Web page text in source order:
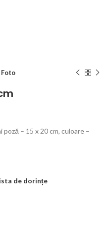
Foto
– 15 x 20 cm, сuloare –
de dorințe